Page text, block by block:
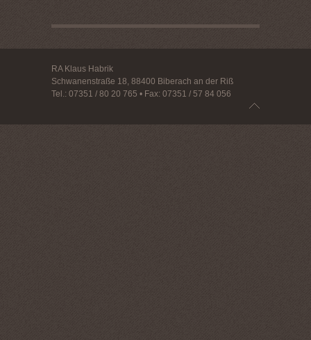
RA Klaus Habrik
Schwanenstraße 18, 88400 Biberach an der Riß
Tel.: 07351 / 80 20 765 • Fax: 07351 / 57 84 056